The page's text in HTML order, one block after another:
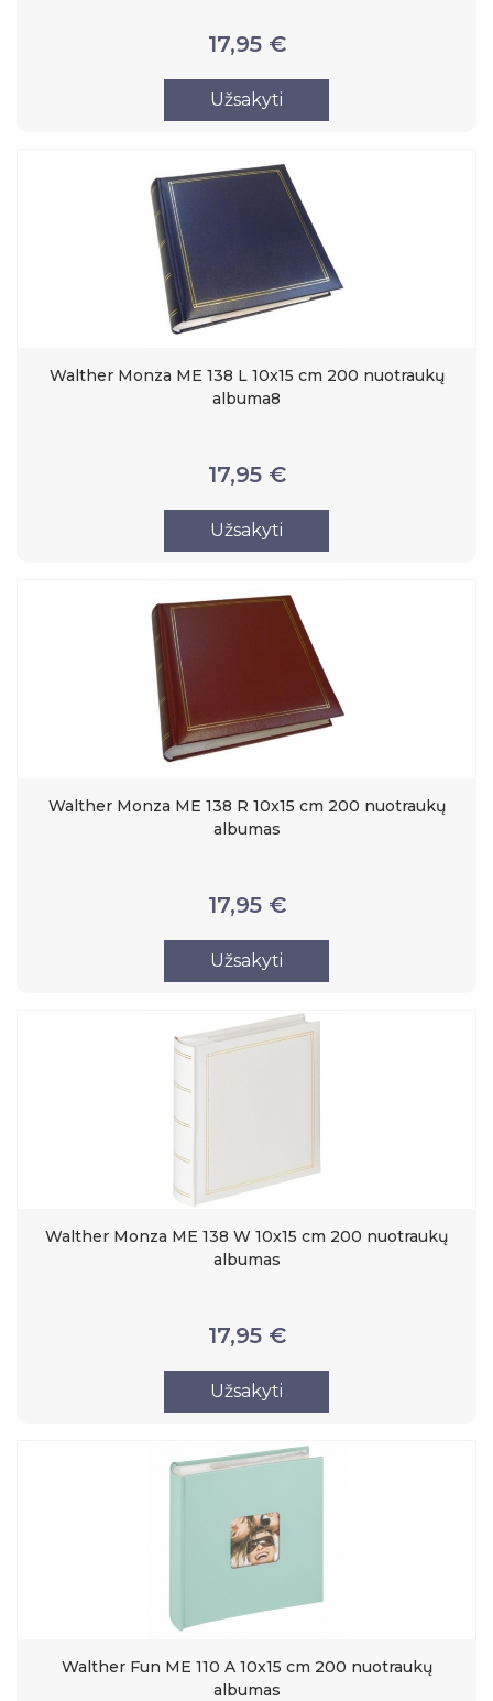
17,95 €
Užsakyti
Walther Monza ME 138 L 10x15 cm 200 nuotraukų
albuma8
17,95 €
Užsakyti
Walther Monza ME 138 R 10x15 cm 200 nuotraukų
albumas
17,95 €
Užsakyti
Walther Monza ME 138 W 10x15 cm 200 nuotraukų
albumas
17,95 €
Užsakyti
Walther Fun ME 110 A 10x15 cm 200 nuotraukų
albumas